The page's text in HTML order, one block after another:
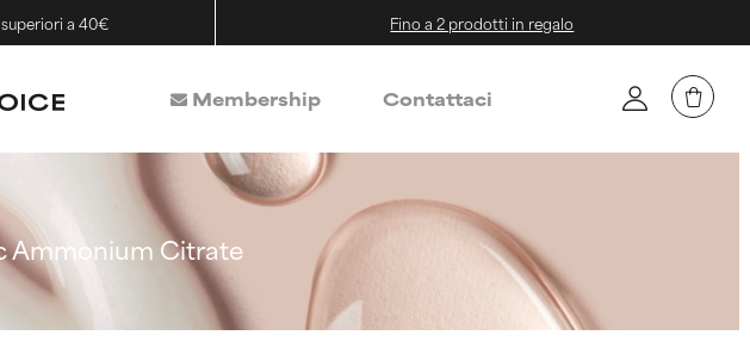
a 40€ Fino a 2 prodotti in regalo
Membership Contattaci
Ammonium Citrate